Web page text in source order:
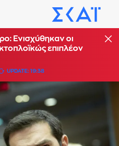
Ενισχύθηκαν οι
επιπλέον
UPDATE: 19:38